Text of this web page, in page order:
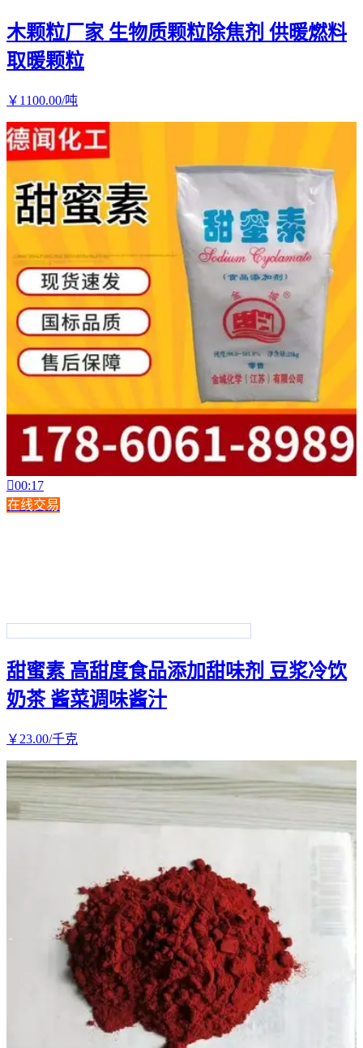
木颗粒厂家 生物质颗粒除焦剂 供暖燃料
取暖颗粒
￥ 1100.00/吨
00:17
在线交易
甜蜜素 高甜度食品添加甜味剂 豆浆冷饮
奶茶 酱菜调味酱汁
￥ 23.00/千克